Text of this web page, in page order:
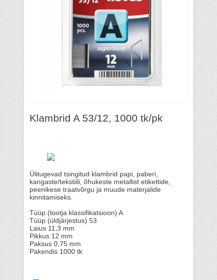
Klambrid A 53/12, 1000 tk/pk
Ülitugevad tsingitud klambrid papi, paberi,
kangaste/tekstiili, õhukeste metallist etikettide,
peenikese traatvõrgu ja muude materjalide
kinnitamiseks.
Tüüp (tootja klassifikatsioon) A
Tüüp (üldjärjestus) 53
Laius 11,3 mm
Pikkus 12 mm
Paksus 0,75 mm
Pakendis 1000 tk